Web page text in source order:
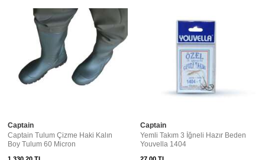
Captain
Captain Tulum Çizme Haki Kalın
Boy Tulum 60 Micron
Captain
Yemli Takım 3 İğneli Hazır Beden
Youvella 1404